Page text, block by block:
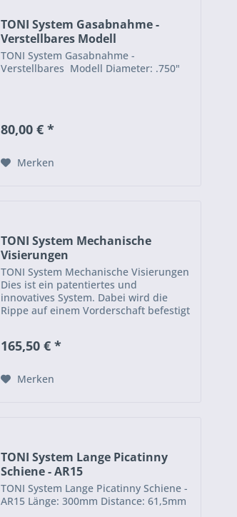
TONI System Gasabnahme -
Verstellbares Modell
TONI System Gasabnahme -
Verstellbares Modell Diameter: .750"
80,00 € *
Merken
TONI System Mechanische
Visierungen
TONI System Mechanische Visierungen
Dies ist ein patentiertes und
innovatives System. Dabei wird die
Rippe auf einem Vorderschaft befestigt
diameter: 1...
165,50 € *
Merken
TONI System Lange Picatinny
Schiene - AR15
TONI System Lange Picatinny Schiene -
AR15 Länge: 300mm Distance: 61,5mm